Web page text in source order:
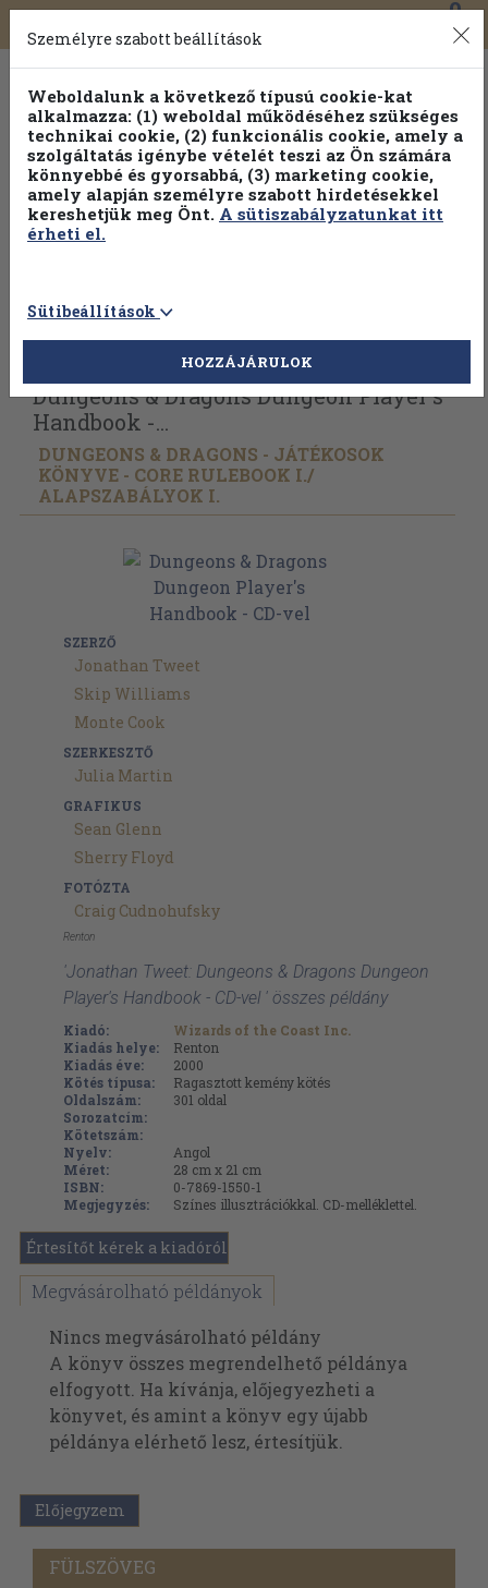
Toggle
navigation
0
Válogasson több mint 1.000.000 kiadványunk közül
100% kedvezménnyel!
Vissza az előző oldalra Válasszon példányt
Dungeons & Dragons Dungeon Player's
Handbook -...
DUNGEONS & DRAGONS - JÁTÉKOSOK
KÖNYVE - CORE RULEBOOK I./
ALAPSZABÁLYOK I.
SZERZŐ
Jonathan Tweet
Skip Williams
Monte Cook
SZERKESZTŐ
Julia Martin
GRAFIKUS
Sean Glenn
Sherry Floyd
FOTÓZTA
Craig Cudnohufsky
Renton
'Jonathan Tweet: Dungeons & Dragons Dungeon
Player's Handbook - CD-vel ' összes példány
Kiadó:
Wizards of the Coast Inc.
Kiadás helye:
Renton
Kiadás éve:
2000
Kötés típusa:
Ragasztott kemény kötés
Oldalszám:
301 oldal
Sorozatcím:
Kötetszám:
Nyelv:
Angol
Méret:
28 cm x 21 cm
ISBN:
0-7869-1550-1
Megjegyzés:
Színes illusztrációkkal. CD-melléklettel.
Értesítőt kérek a kiadóról
Megvásárolható példányok
Nincs megvásárolható példány
A könyv összes megrendelhető példánya
elfogyott. Ha kívánja, előjegyezheti a
könyvet, és amint a könyv egy újabb
példánya elérhető lesz, értesítjük.
Előjegyzem
FÜLSZÖVEG
Személyre szabott beállítások
Weboldalunk a következő típusú cookie-kat
alkalmazza: (1) weboldal működéséhez szükséges
technikai cookie, (2) funkcionális cookie, amely a
szolgáltatás igénybe vételét teszi az Ön számára
könnyebbé és gyorsabbá, (3) marketing cookie,
amely alapján személyre szabott hirdetésekkel
kereshetjük meg Önt. A sütiszabályzatunkat itt
érheti el.
Sütibeállítások
HOZZÁJÁRULOK